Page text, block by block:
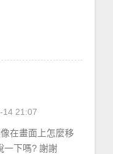
14 21:07
在畫面上怎麼移
一下嗎? 謝謝